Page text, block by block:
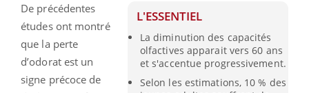
L'ESSENTIEL
La diminution des capacités
olfactives apparait vers 60 ans
et s'accentue progressivement.
Selon les estimations, 10 % des
De précédentes
études ont montré
que la perte
d’odorat est un
signe précoce de